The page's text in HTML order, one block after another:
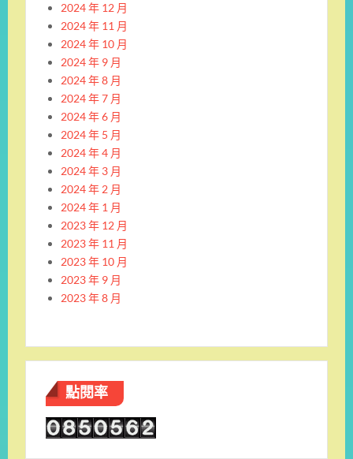
2024 年 12 月
2024 年 11 月
2024 年 10 月
2024 年 9 月
2024 年 8 月
2024 年 7 月
2024 年 6 月
2024 年 5 月
2024 年 4 月
2024 年 3 月
2024 年 2 月
2024 年 1 月
2023 年 12 月
2023 年 11 月
2023 年 10 月
2023 年 9 月
2023 年 8 月
點閱率